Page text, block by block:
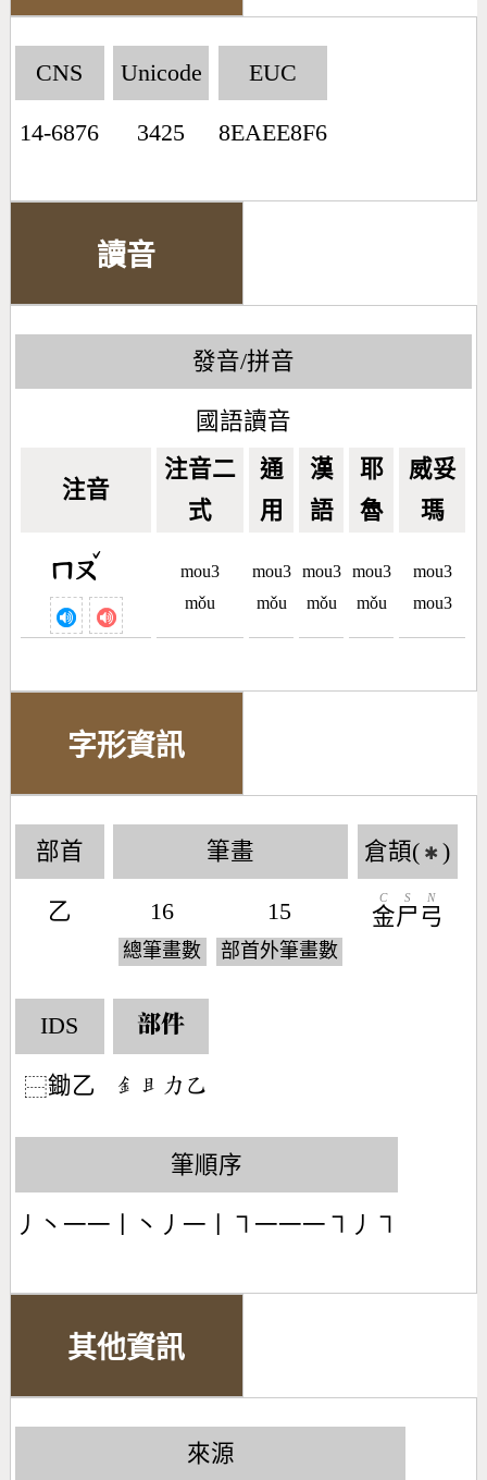
CNS
14-6876
Unicode
3425
EUC
8EAEE8F6
讀音
發音/拼音
國語讀音
注音
注音二
式
通
用
漢
語
耶
魯
威妥
瑪
ㄇㄡ
ˇ
mou3
mǒu
mou3
mǒu
mou3
mǒu
mou3
mǒu
mou3
mou3
字形資訊
部首
乙
筆畫
16
總筆畫數
15
部首外筆畫數
倉頡( ✱ )
金
C
尸
S
弓
N
IDS
⿱鋤乙
部件
󶇕󶄫󶁒󶀇
筆順序
丿丶一一丨丶丿一丨㇕一一一㇕丿㇕
其他資訊
來源